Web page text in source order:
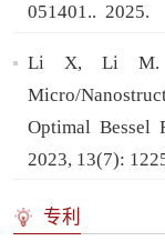
051401.. 2025.
Li X, Li M.
Micro/
Optimal Bessel
2023, 13(7):
专利